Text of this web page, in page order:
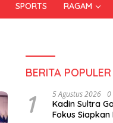
SPORTS RAGAM
BERITA POPULER
1 5 Agustus 2026 0
Kadin Sultra
Fokus